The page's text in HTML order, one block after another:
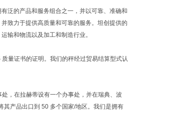
泛的产品和服务组合之一，并以可靠、准确和
致力于提供高质量和可靠的服务。坦创提供的
输和物流以及加工和制造行业。
量证书的证明。我们的秤经过贸易结算型式认
，在拉赫蒂设有一个办事处，并在瑞典、波
其产品出口到 50 多个国家/地区。我们是拥有